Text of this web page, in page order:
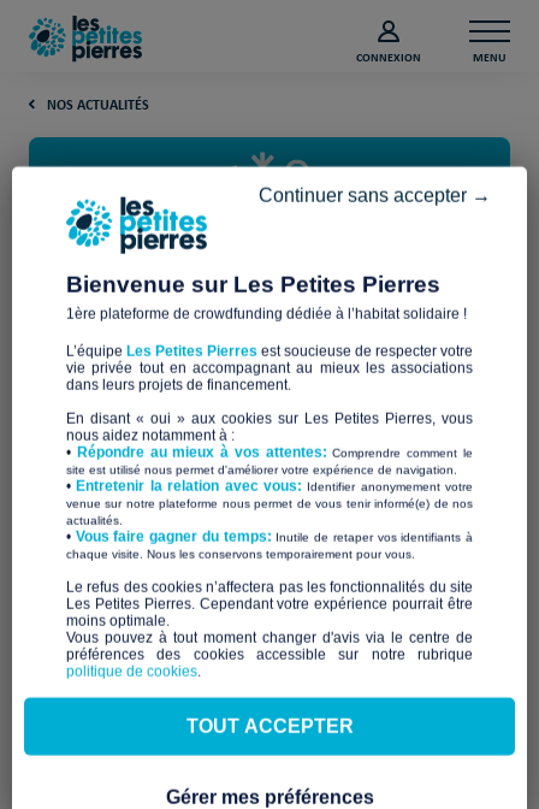
CONNEXION MENU
NOS ACTUALITÉS
Trêve hivernale 2025-2026 :
comprendre ses enjeux et ses
limites
Chaque année, du 1er novembre au 31 mars, la trêve
hivernalesuspend les expulsions locativespourprotéger
les personnes les plus vulnérablesface aux rigueurs de
l’hiver. En 2025-2026, cette mesure reste plus que jamais
d’actualité.
Qu'est-ce que la trêve hivernale ?
La trêve hivernale est unedisposition légalequi interdit aux
propriétaires de procéder à l’expulsion d’un locataire, même
les impayés de loyers.
Bienvenue sur Les Petites Pierres
1ère plateforme de crowdfunding dédiée à l’habitat solidaire !
L’équipe Les Petites Pierres est soucieuse de respecter votre
vie privée tout en accompagnant au mieux les associations
dans leurs projets de financement.
En disant « oui » aux cookies sur Les Petites Pierres, vous
nous aidez notamment à :
• Répondre au mieux à vos attentes:Comprendre comment le
site est utilisé nous permet d'améliorer votre expérience de navigation.
•Entretenir la relation avec vous: Identifier anonymement votre
venue sur notre plateforme nous permet de vous tenir informé(e) de nos
actualités.
​• Vous faire gagner du temps: Inutile de retaper vos identifiants à
chaque visite. Nous les conservons temporairement pour vous.
​Le refus des cookies n’affectera pas les fonctionnalités du site
Les Petites Pierres. Cependant votre expérience pourrait être
moins optimale.​
Vous pouvez à tout moment changer d'avis via le centre de
préférences des cookies accessible sur notre rubrique
politique de cookies.
Continuer sans accepter →
TOUT ACCEPTER
Gérer mes préférences